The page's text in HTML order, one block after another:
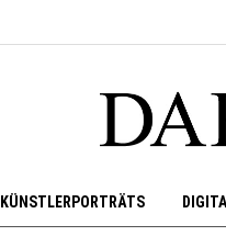
KÜNSTLERPORTRÄTS